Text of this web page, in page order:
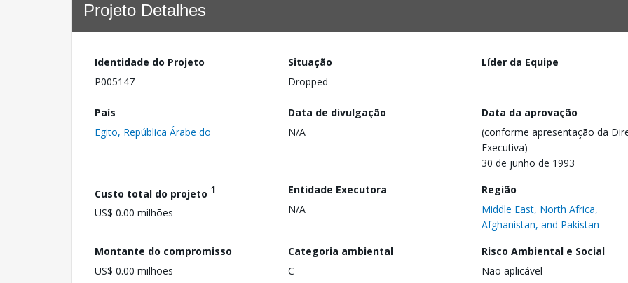
Projeto Detalhes
Identidade do Projeto
P005147
Situação
Dropped
Líder da Equipe
País
Egito, República Árabe do
Data de divulgação
N/A
Data da aprovação
(conforme apresentação da
Executiva)
30 de junho de 1993
Custo total do projeto 1
US$ 0.00 milhões
Entidade Executora
N/A
Região
Middle East, North Africa,
Afghanistan, and Pakistan
Montante do compromisso
US$ 0.00 milhões
Categoria ambiental
C
Risco Ambiental e Social
Não aplicável